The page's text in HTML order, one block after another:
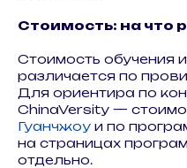
Стоимость: на что
Стоимость обучения
различается по
Для ориентира по
ChinaVersity —
Гуанчжоу и по
на страницах
отдельно.